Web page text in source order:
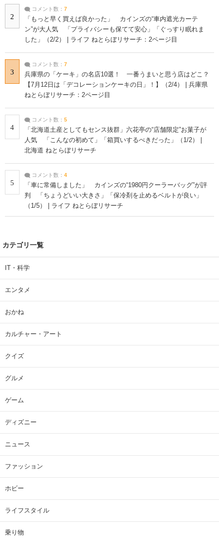
2
コメント数： 7
「もっと早く買えば良かった」 カインズの“車内遮光カーテ
ン”が大人気 「プライバシーも保てて安心」「ぐっすり眠れま
した」（2/2） | ライフ ねとらぼリサーチ：2ページ目
3
コメント数： 7
兵庫県の「ケーキ」の名店10選！ 一番うまいと思う店はどこ？
【7月12日は「デコレーションケーキの日」！】（2/4） | 兵庫県
ねとらぼリサーチ：2ページ目
4
コメント数： 5
「北海道土産としてもセンス抜群」六花亭の“店舗限定”お菓子が
人気 「こんなの初めて」「箱買いするべきだった」（1/2） |
北海道 ねとらぼリサーチ
5
コメント数： 4
「車に常備しました」 カインズの“1980円クーラーバッグ”が評
判 「ちょうどいい大きさ」「保冷剤を止めるベルトが良い」
（1/5） | ライフ ねとらぼリサーチ
カテゴリ一覧
IT・科学
エンタメ
おかね
カルチャー・アート
クイズ
グルメ
ゲーム
ディズニー
ニュース
ファッション
ホビー
ライフスタイル
乗り物